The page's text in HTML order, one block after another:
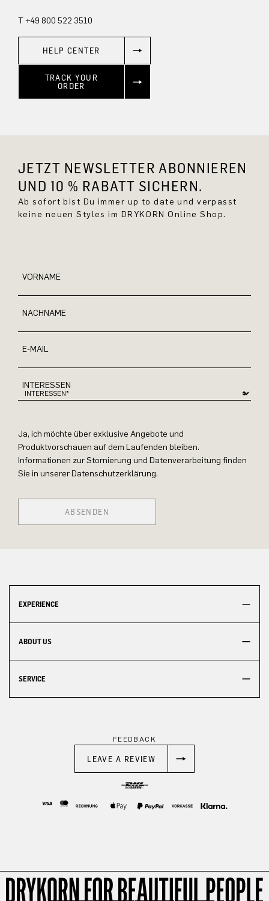
T +49 800 522 3510
HELP CENTER
TRACK YOUR
ORDER
JETZT NEWSLETTER ABONNIEREN
UND 10 % RABATT SICHERN.
Ab sofort bist Du immer up to date und verpasst
keine neuen Styles im DRYKORN Online Shop.
VORNAME
NACHNAME
E-MAIL
INTERESSEN
Ja, ich möchte über exklusive Angebote und
Produktvorschauen auf dem Laufenden bleiben.
Informationen zur Stornierung und Datenverarbeitung finden
Sie in unserer Datenschutzerklärung.
ABSENDEN
EXPERIENCE
ABOUT US
SERVICE
FEEDBACK
LEAVE A REVIEW